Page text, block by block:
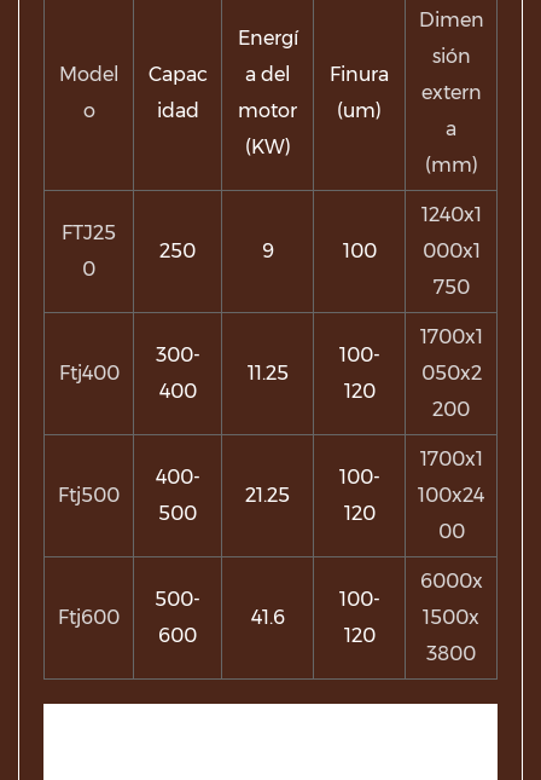
Model
o
Capac
idad
Energí
a del
motor
(KW)
Finura
(um)
Dimen
sión
extern
a
(mm)
FTJ25
0
250 9 100
1240x1
000x1
750
Ftj400
300-
400
11.25
100-
120
1700x1
050x2
200
Ftj500
400-
500
21.25
100-
120
1700x1
100x24
00
Ftj600
500-
600
41.6
100-
120
6000x
1500x
3800